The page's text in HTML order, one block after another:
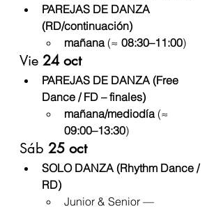
PAREJAS DE DANZA
(RD/continuación)
mañana (≈ 08:30–11:00)
Vie 24 oct
PAREJAS DE DANZA (Free
Dance / FD – finales)
mañana/mediodía (≈
09:00–13:30)
Sáb 25 oct
SOLO DANZA (Rhythm Dance /
RD)
Junior & Senior —